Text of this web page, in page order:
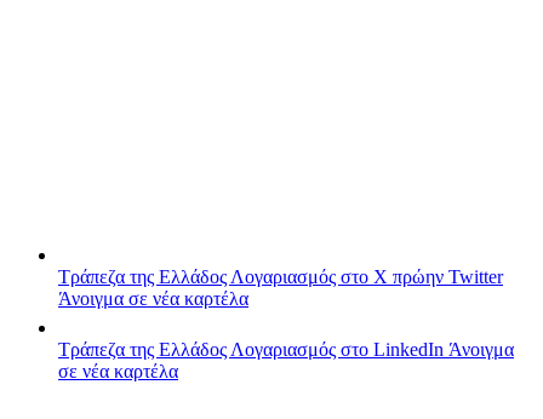
Τράπεζα της Ελλάδος Λογαριασμός στο X πρώην Twitter
Άνοιγμα σε νέα καρτέλα
Τράπεζα της Ελλάδος Λογαριασμός στο LinkedIn Άνοιγμα
σε νέα καρτέλα